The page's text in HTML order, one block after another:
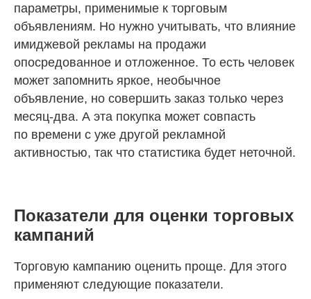
параметры, применимые к торговым
объявлениям. Но нужно учитывать, что влияние
имиджевой рекламы на продажи
опосредованное и отложенное. То есть человек
может запомнить яркое, необычное
объявление, но совершить заказ только через
месяц-два. А эта покупка может совпасть
по времени с уже другой рекламной
активностью, так что статистика будет неточной.
Показатели для оценки торговых
кампаний
Торговую кампанию оценить проще. Для этого
применяют следующие показатели.